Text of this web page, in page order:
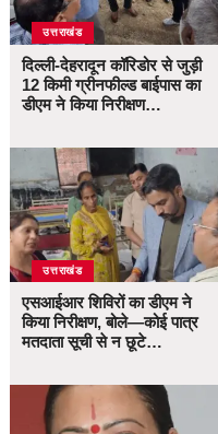
उत्तराखंड
दिल्ली-देहरादून कॉरिडोर से जुड़ी
12 किमी ग्रीनफील्ड बाईपास का
डीएम ने किया निरीक्षण…
उत्तराखंड
एसआईआर शिविरों का डीएम ने
किया निरीक्षण, बोले—कोई पात्र
मतदाता सूची से न छूटे…